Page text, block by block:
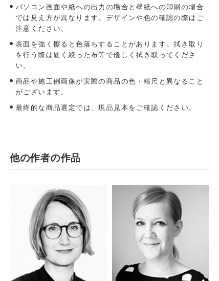
パソコン画⾯や紙への出⼒の場合と壁紙への印刷の場合
では⾒え⽅が異なります。デザインや⾊の確認の際はご
注意ください。
表面を強く擦ると色落ちすることがあります。拭き取り
を行う際は硬く絞った布等で優しく拭き取ってくださ
い。
商品や施工例画像が実際の商品の色・縮尺と異なること
がございます。
最終的な商品選定では、現品見本をご確認ください。
他の作者の作品